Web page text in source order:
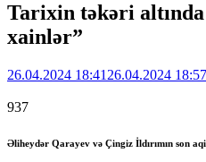
Tarixin təkəri
xainlər”
26.04.2024 18:41 26.04.2024 18:57
937
Əliheydər Qarayev və Çingiz İldırımın son